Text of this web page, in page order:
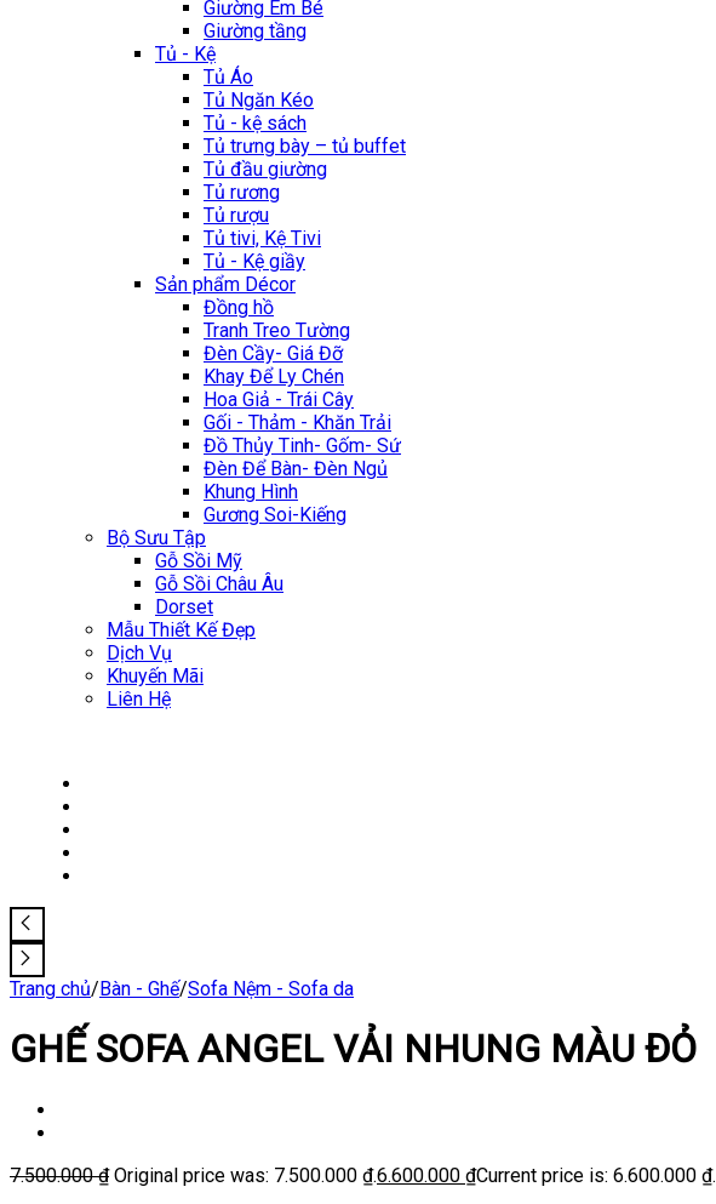
Giường Em Bé
Giường tầng
Tủ - Kệ
Tủ Áo
Tủ Ngăn Kéo
Tủ - kệ sách
Tủ trưng bày – tủ buffet
Tủ đầu giường
Tủ rương
Tủ rượu
Tủ tivi, Kệ Tivi
Tủ - Kệ giầy
Sản phẩm Décor
Đồng hồ
Tranh Treo Tường
Đèn Cầy- Giá Đỡ
Khay Để Ly Chén
Hoa Giả - Trái Cây
Gối - Thảm - Khăn Trải
Đồ Thủy Tinh- Gốm- Sứ
Đèn Để Bàn- Đèn Ngủ
Khung Hình
Gương Soi-Kiếng
Bộ Sưu Tập
Gỗ Sồi Mỹ
Gỗ Sồi Châu Âu
Dorset
Mẫu Thiết Kế Đẹp
Dịch Vụ
Khuyến Mãi
Liên Hệ
Trang chủ/Bàn - Ghế/Sofa Nệm - Sofa da
GHẾ SOFA ANGEL VẢI NHUNG MÀU ĐỎ
7.500.000₫ Original price was: 7.500.000 ₫.6.600.000 ₫Current price is: 6.600.000 ₫.